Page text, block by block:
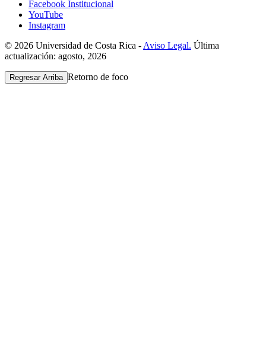
Facebook Institucional
YouTube
Instagram
© 2026 Universidad de Costa Rica - Aviso Legal. Última
actualización: agosto, 2026
Regresar Arriba Retorno de foco